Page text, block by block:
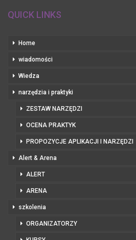
QUICK LINKS
Home
wiadomości
Wiedza
narzędzia i praktyki
ZESTAW NARZĘDZI
OCENA PRAKTYK
PROPOZYCJE APLIKACJI I NARZĘDZI
Alert & Arena
ALERT
ARENA
szkolenia
ORGANIZATORZY